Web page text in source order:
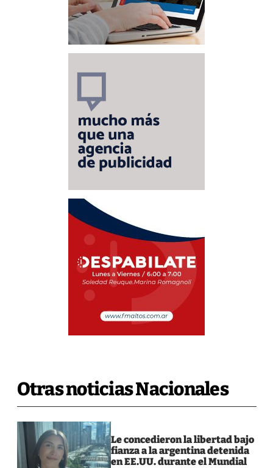
Otras noticias Nacionales
Le concedieron la libertad bajo
fianza a la argentina detenida
en EE.UU. durante el Mundial